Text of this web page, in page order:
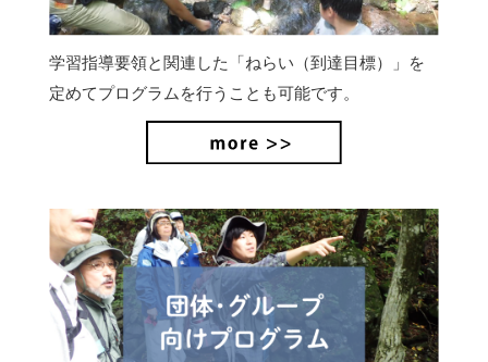
学習指導要領と関連した「ねらい（到達目標）」を
定めてプログラムを行うことも可能です。